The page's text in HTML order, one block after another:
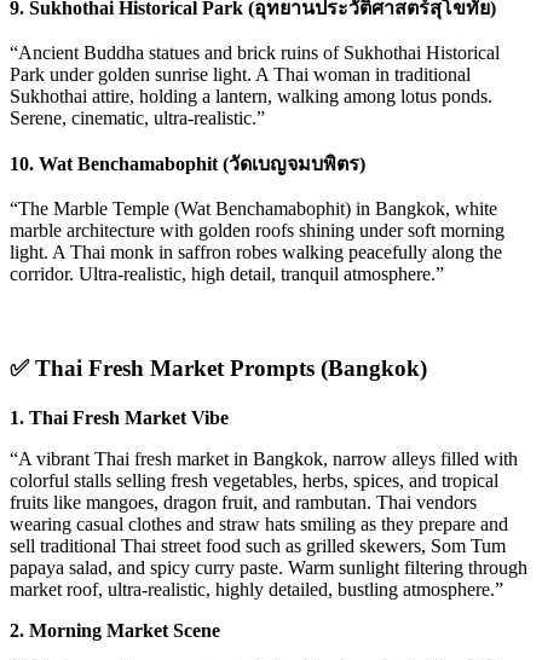
9. Sukhothai Historical Park (อุทยานประวัติศาสตร์สุโขทัย)
“Ancient Buddha statues and brick ruins of Sukhothai Historical
Park under golden sunrise light. A Thai woman in traditional
Sukhothai attire, holding a lantern, walking among lotus ponds.
Serene, cinematic, ultra-realistic.”
10. Wat Benchamabophit (วัดเบญจมบพิตร)
“The Marble Temple (Wat Benchamabophit) in Bangkok, white
marble architecture with golden roofs shining under soft morning
light. A Thai monk in saffron robes walking peacefully along the
corridor. Ultra-realistic, high detail, tranquil atmosphere.”
✅Thai Fresh Market Prompts (Bangkok)
1. Thai Fresh Market Vibe
“A vibrant Thai fresh market in Bangkok, narrow alleys filled with
colorful stalls selling fresh vegetables, herbs, spices, and tropical
fruits like mangoes, dragon fruit, and rambutan. Thai vendors
wearing casual clothes and straw hats smiling as they prepare and
sell traditional Thai street food such as grilled skewers, Som Tum
papaya salad, and spicy curry paste. Warm sunlight filtering through
market roof, ultra-realistic, highly detailed, bustling atmosphere.”
2. Morning Market Scene